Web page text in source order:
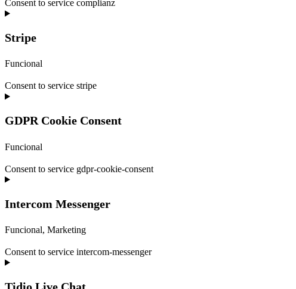
Consent to service complianz
Stripe
Funcional
Consent to service stripe
GDPR Cookie Consent
Funcional
Consent to service gdpr-cookie-consent
Intercom Messenger
Funcional, Marketing
Consent to service intercom-messenger